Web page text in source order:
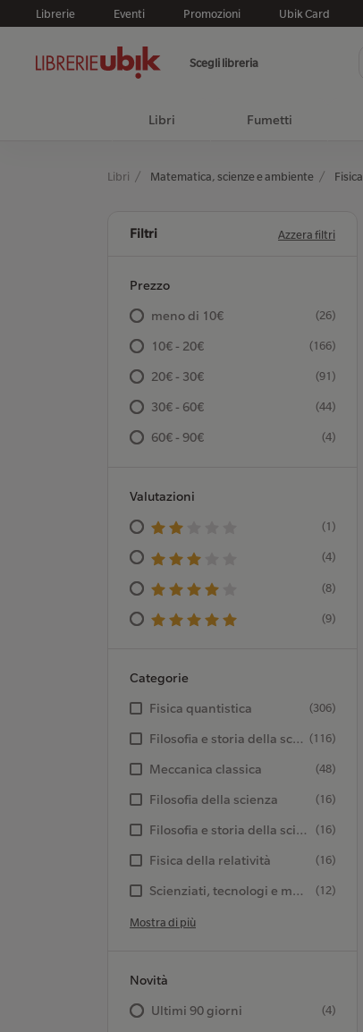
Librerie Eventi Promozioni Ubik Card
Scegli libreria
Libri Fumetti
Libri Matematica, scienze e ambiente Fisica
Filtri Azzera filtri
Prezzo
meno di 10€
(26)
10€ - 20€ (166)
20€ - 30€ (91)
30€ - 60€ (44)
60€ - 90€ (4)
Valutazioni
(1)
(4)
(8)
(9)
Categorie
Fisica quantistica
(306)
Filosofia e storia della scienza (116)
Meccanica classica (48)
Filosofia della scienza (16)
Filosofia e storia della scienza (16)
Fisica della relatività (16)
Scienziati, tecnologi e medici (12)
Mostra di più
Novità
Ultimi 90 giorni
(4)